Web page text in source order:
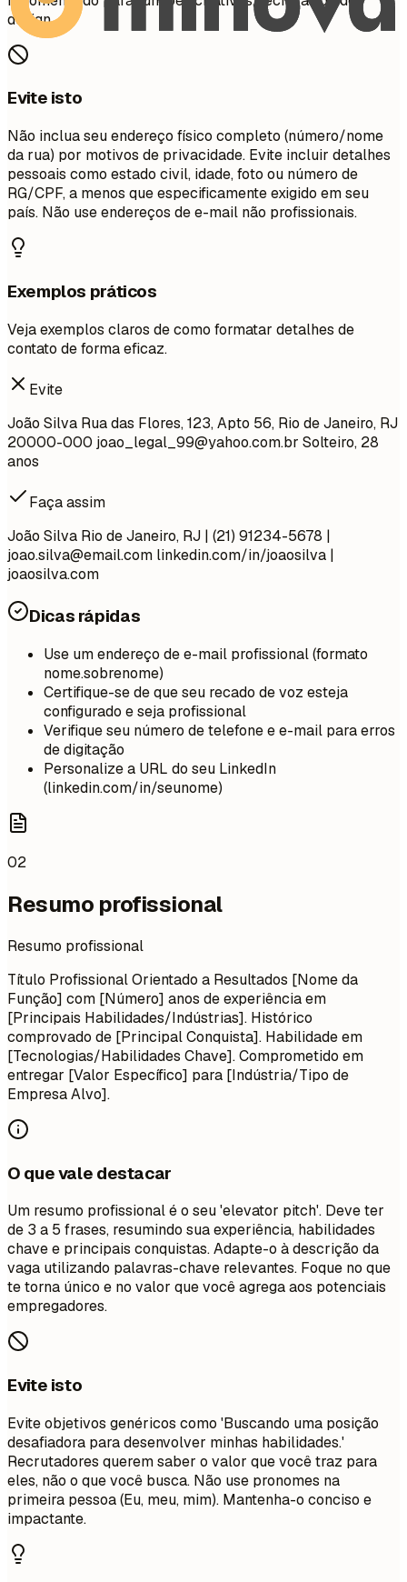
design.
Evite isto
Não inclua seu endereço físico completo (número/nome
da rua) por motivos de privacidade. Evite incluir detalhes
pessoais como estado civil, idade, foto ou número de
RG/CPF, a menos que especificamente exigido em seu
país. Não use endereços de e-mail não profissionais.
Exemplos práticos
Veja exemplos claros de como formatar detalhes de
contato de forma eficaz.
Evite
João Silva Rua das Flores, 123, Apto 56, Rio de Janeiro, RJ
20000-000 joao_legal_99@yahoo.com.br Solteiro, 28
anos
Faça assim
João Silva Rio de Janeiro, RJ | (21) 91234-5678 |
joao.silva@email.com linkedin.com/in/joaosilva |
joaosilva.com
Dicas rápidas
Use um endereço de e-mail profissional (formato
nome.sobrenome)
Certifique-se de que seu recado de voz esteja
configurado e seja profissional
Verifique seu número de telefone e e-mail para erros
de digitação
Personalize a URL do seu LinkedIn
(linkedin.com/in/seunome)
02
Resumo profissional
Resumo profissional
Título Profissional Orientado a Resultados [Nome da
Função] com [Número] anos de experiência em
[Principais Habilidades/Indústrias]. Histórico
comprovado de [Principal Conquista]. Habilidade em
[Tecnologias/Habilidades Chave]. Comprometido em
entregar [Valor Específico] para [Indústria/Tipo de
Empresa Alvo].
O que vale destacar
Um resumo profissional é o seu 'elevator pitch'. Deve ter
de 3 a 5 frases, resumindo sua experiência, habilidades
chave e principais conquistas. Adapte-o à descrição da
vaga utilizando palavras-chave relevantes. Foque no que
te torna único e no valor que você agrega aos potenciais
empregadores.
Evite isto
Evite objetivos genéricos como 'Buscando uma posição
desafiadora para desenvolver minhas habilidades.'
Recrutadores querem saber o valor que você traz para
eles, não o que você busca. Não use pronomes na
primeira pessoa (Eu, meu, mim). Mantenha-o conciso e
impactante.